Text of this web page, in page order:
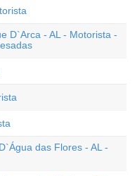
D`Arca - AL - Motorista -
das Flores - AL -